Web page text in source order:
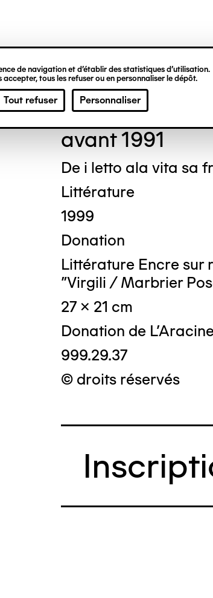
de navigation et d’établir des statistiques d’utilisation.
tous les refuser ou en personnaliser le dépôt.
Tout refuser Personnaliser
© Crédit photo : Michel
Josué
avant 1991
De i letto ala vita sa
Littérature
1999
Donation
Littérature Encre sur
"Virgili / Marbrier
27 x 21 cm
Donation de
999.29.37
© droits réservés